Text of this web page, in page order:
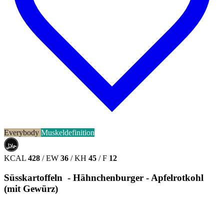
Everybody Muskeldefinition
حلال
HALAL
KCAL 428 / EW 36 / KH 45 / F 12
Süsskartoffeln - Hähnchenburger - Apfelrotkohl
(mit Gewürz)